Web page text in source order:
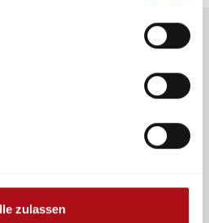
zulassen
Schutz, Rettung